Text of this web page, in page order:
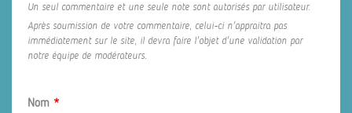
Un seul commentaire et une seule note sont autorisés par utilisateur.
Après soumission de votre commentaire, celui-ci n'appraitra pas
immédiatement sur le site, il devra faire l'objet d'une validation par
notre équipe de modérateurs.
Nom *